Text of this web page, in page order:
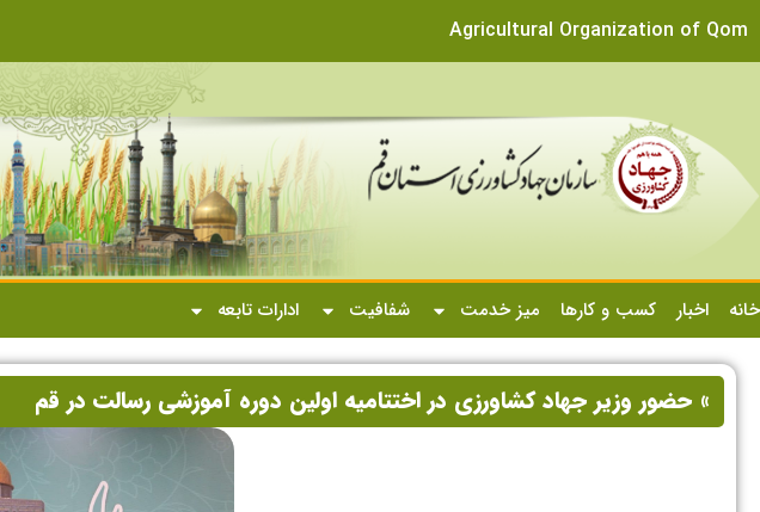
Agricultural Organization of Qom
خانه
اخبار کسب و کارها میز خدمت شفافیت ادارات تابعه
» حضور وزیر جهاد کشاورزی در اختتامیه اولین دوره آموزشی رسالت در قم